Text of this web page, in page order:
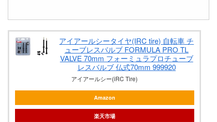
アイアールシータイヤ(IRC tire) 自転車 チ
ューブレスバルブ FORMULA PRO TL
VALVE 70mm フォーミュラプロチューブ
レスバルブ 仏式70mm 999920
アイアールシー(iRC Tire)
Amazon
楽天市場